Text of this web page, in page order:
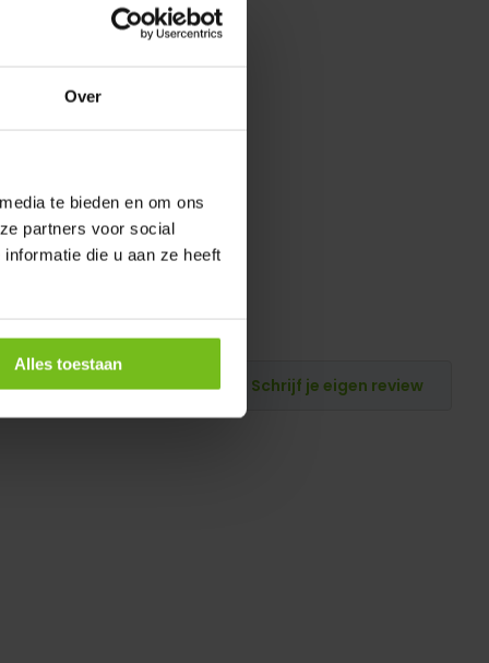
Over
te bieden en om ons
partners voor social
die u aan ze heeft
Alles toestaan
Schrijf je eigen review